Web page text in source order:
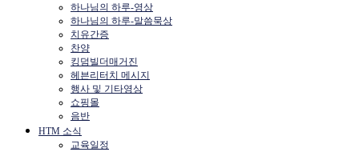
하나님의 하루-영상
하나님의 하루-말씀묵상
치유간증
찬양
킹덤빌더매거진
헤븐리터치 메시지
행사 및 기타영상
쇼핑몰
음반
HTM 소식
교육일정